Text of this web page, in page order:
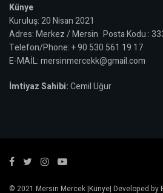
Künye
Kuruluş: 20 Nisan 2021
Adres: Merkez / Mersin Posta Kodu :
Telefon/Phone: + 90 530 561 19 17
E-MAİL: mersinmercekk@gmail.com
İmtiyaz Sahibi:Cemil Uğur
© 2021 Mersin Mercek|Künye| Developed by